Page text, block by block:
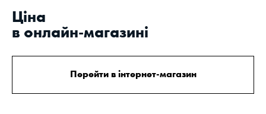
Цiна
в онлайн-магазині
Перейти в інтернет-магазин